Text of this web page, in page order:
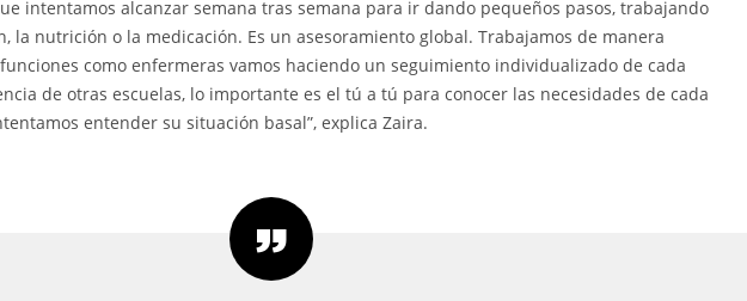
intentamos alcanzar semana tras semana para ir dando pequeños pasos, trabajando
la nutrición o la medicación. Es un asesoramiento global. Trabajamos de manera
como enfermeras vamos haciendo un seguimiento individualizado de cada
de otras escuelas, lo importante es el tú a tú para conocer las necesidades de cada
entender su situación basal”, explica Zaira.